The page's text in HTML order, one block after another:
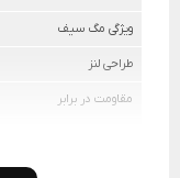
ویژگی مگ سیف
طراحی لنز
مقاومت در برابر